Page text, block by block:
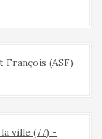
François (ASF)
ville (77) -